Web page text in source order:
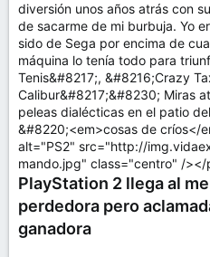
diversión unos años atrás con
de sacarme de mi burbuja. Yo
sido de Sega por encima de
máquina lo tenía todo para
Tenis&#8217;, &#8216;Crazy
Calibur&#8217;&#8230; Miras
peleas dialécticas en el patio
&#8220;<em>cosas de críos</
alt="PS2" src="http://
mando.jpg" class="centro" /></
PlayStation 2 llega al
perdedora pero
ganadora